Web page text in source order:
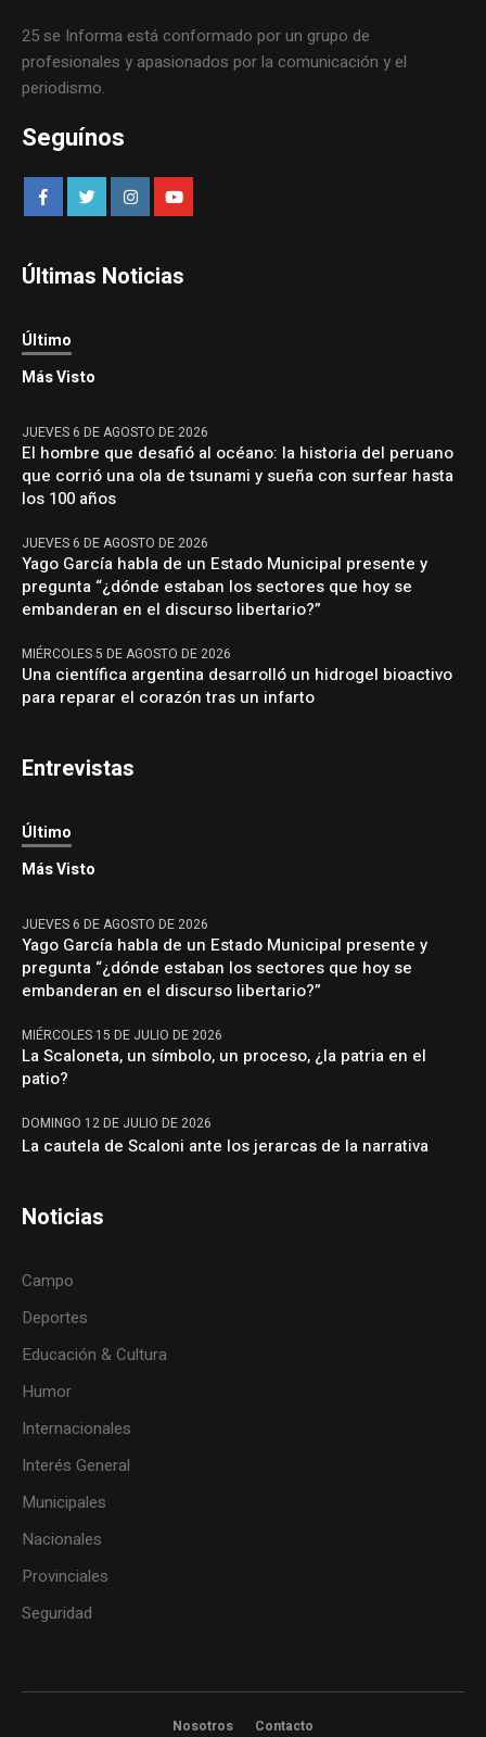
25 se Informa está conformado por un grupo de
profesionales y apasionados por la comunicación y el
periodismo.
Seguínos
Últimas Noticias
Último
Más Visto
JUEVES 6 DE AGOSTO DE 2026
El hombre que desafió al océano: la historia del peruano
que corrió una ola de tsunami y sueña con surfear hasta
los 100 años
JUEVES 6 DE AGOSTO DE 2026
Yago García habla de un Estado Municipal presente y
pregunta “¿dónde estaban los sectores que hoy se
embanderan en el discurso libertario?”
MIÉRCOLES 5 DE AGOSTO DE 2026
Una científica argentina desarrolló un hidrogel bioactivo
para reparar el corazón tras un infarto
Entrevistas
Último
Más Visto
JUEVES 6 DE AGOSTO DE 2026
Yago García habla de un Estado Municipal presente y
pregunta “¿dónde estaban los sectores que hoy se
embanderan en el discurso libertario?”
MIÉRCOLES 15 DE JULIO DE 2026
La Scaloneta, un símbolo, un proceso, ¿la patria en el
patio?
DOMINGO 12 DE JULIO DE 2026
La cautela de Scaloni ante los jerarcas de la narrativa
Noticias
Campo
Deportes
Educación & Cultura
Humor
Internacionales
Interés General
Municipales
Nacionales
Provinciales
Seguridad
Nosotros Contacto